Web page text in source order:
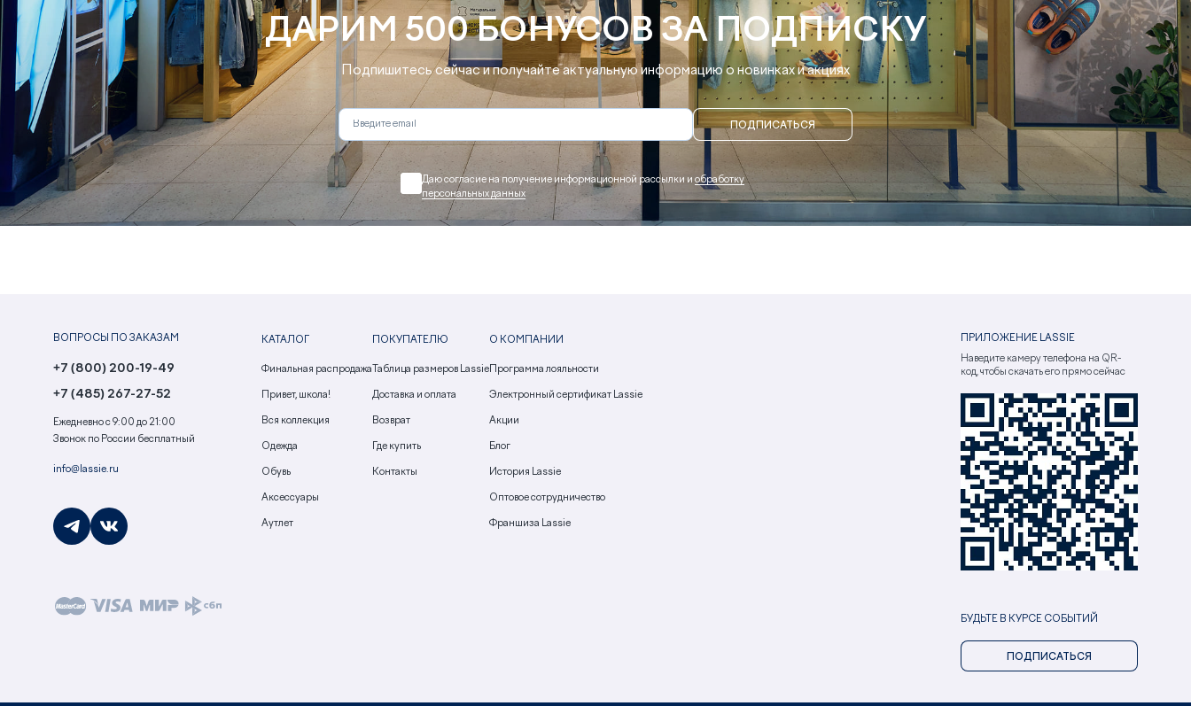
ДАРИМ 500 БОНУСОВ ЗА ПОДПИСКУ
Подпишитесь сейчас и получайте актуальную информацию о новинках и акциях
ПОДПИСАТЬСЯ
Даю согласие на получение информационной рассылки и обработку
персональных данных
ВОПРОСЫ ПО ЗАКАЗАМ
+7 (800) 200-19-49
+7 (485) 267-27-52
Ежедневно с 9:00 до 21:00
Звонок по России бесплатный
info@lassie.ru
КАТАЛОГ
Финальная распродажа
Привет, школа!
Вся коллекция
Одежда
Обувь
Аксессуары
Аутлет
ПОКУПАТЕЛЮ
Таблица размеров Lassie
Доставка и оплата
Возврат
Где купить
Контакты
О КОМПАНИИ
Программа лояльности
Электронный сертификат Lassie
Акции
Блог
История Lassie
Оптовое сотрудничество
Франшиза Lassie
ПРИЛОЖЕНИЕ LASSIE
Наведите камеру телефона на QR-
код, чтобы скачать его прямо сейчас
БУДЬТЕ В КУРСЕ СОБЫТИЙ
ПОДПИСАТЬСЯ